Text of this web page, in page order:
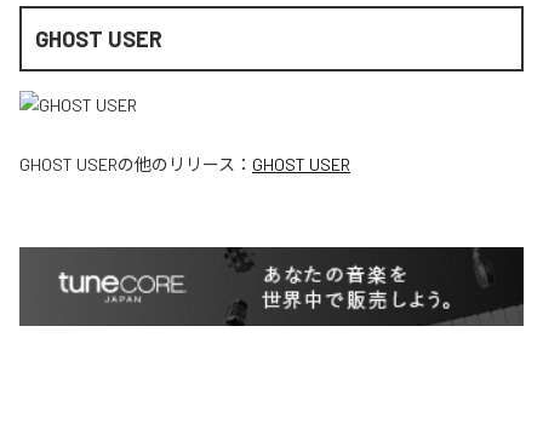
GHOST USER
GHOST USERの他のリリース： GHOST USER